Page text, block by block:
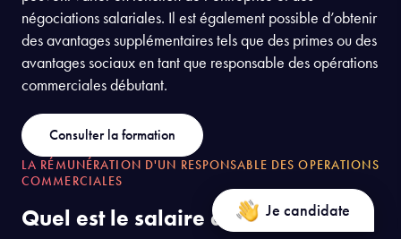
Je candidate
négociations salariales. Il est également possible d’obtenir
des avantages supplémentaires tels que des primes ou des
avantages sociaux en tant que responsable des opérations
commerciales débutant.
Consulter la formation
LA RÉMUNÉRATION D'UN RESPONSABLE DES OPERATIONS
COMMERCIALES
Quel est le salaire d’un